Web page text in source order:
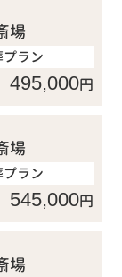
場
ラン
495,000円
場
ラン
545,000円
場